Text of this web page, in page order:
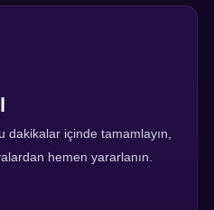
dakikalar içinde tamamlayın,
hemen yararlanın.